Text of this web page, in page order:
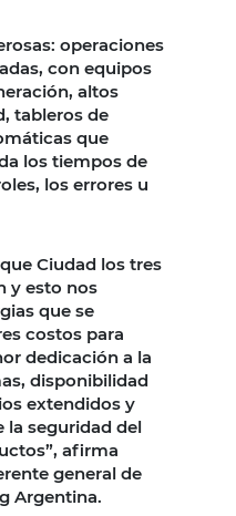
operaciones
con equipos
altos
tableros de
que
los tiempos de
los errores u
Ciudad los tres
y esto nos
que se
costos para
dedicación a la
disponibilidad
extendidos y
la seguridad del
afirma
general de
Argentina.